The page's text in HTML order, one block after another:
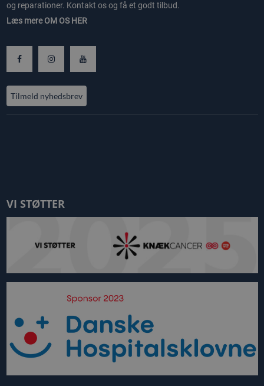
og reparationer. Kontakt os og få et godt tilbud.
Læs mereOM OS HER
Tilmeld nyhedsbrev
VI STØTTER